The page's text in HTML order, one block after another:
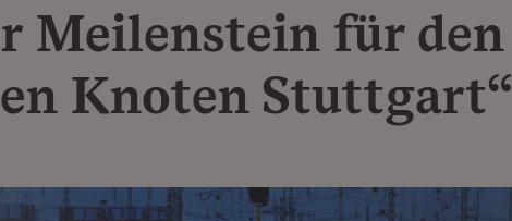
Meilenstein für den
Knoten Stuttgart“